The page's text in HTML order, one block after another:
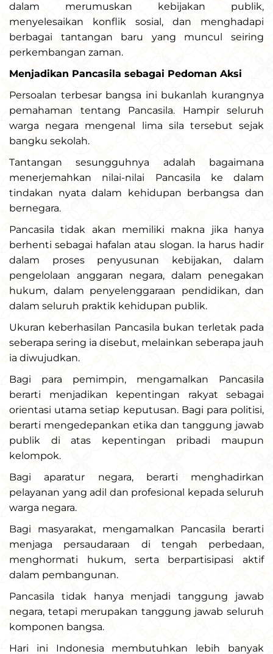
dalam merumuskan kebijakan publik,
menyelesaikan konflik sosial, dan menghadapi
berbagai tantangan baru yang muncul seiring
perkembangan zaman.
Menjadikan Pancasila sebagai Pedoman Aksi
Persoalan terbesar bangsa ini bukanlah kurangnya
pemahaman tentang Pancasila. Hampir seluruh
warga negara mengenal lima sila tersebut sejak
bangku sekolah.
Tantangan sesungguhnya adalah bagaimana
menerjemahkan nilai-nilai Pancasila ke dalam
tindakan nyata dalam kehidupan berbangsa dan
bernegara.
Pancasila tidak akan memiliki makna jika hanya
berhenti sebagai hafalan atau slogan. Ia harus hadir
dalam proses penyusunan kebijakan, dalam
pengelolaan anggaran negara, dalam penegakan
hukum, dalam penyelenggaraan pendidikan, dan
dalam seluruh praktik kehidupan publik.
Ukuran keberhasilan Pancasila bukan terletak pada
seberapa sering ia disebut, melainkan seberapa jauh
ia diwujudkan.
Bagi para pemimpin, mengamalkan Pancasila
berarti menjadikan kepentingan rakyat sebagai
orientasi utama setiap keputusan. Bagi para politisi,
berarti mengedepankan etika dan tanggung jawab
publik di atas kepentingan pribadi maupun
kelompok.
Bagi aparatur negara, berarti menghadirkan
pelayanan yang adil dan profesional kepada seluruh
warga negara.
Bagi masyarakat, mengamalkan Pancasila berarti
menjaga persaudaraan di tengah perbedaan,
menghormati hukum, serta berpartisipasi aktif
dalam pembangunan.
Pancasila tidak hanya menjadi tanggung jawab
negara, tetapi merupakan tanggung jawab seluruh
komponen bangsa.
Hari ini Indonesia membutuhkan lebih banyak